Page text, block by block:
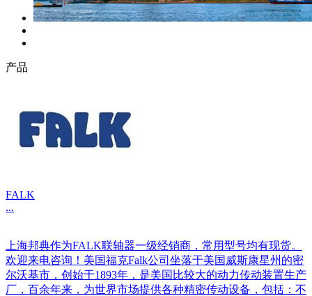
产品
FALK
...
上海邦典作为FALK联轴器一级经销商，常用型号均有现货。
欢迎来电咨询！美国福克Falk公司坐落于美国威斯康星州的密
尔沃基市，创始于1893年，是美国比较大的动力传动装置生产
厂，百余年来，为世界市场提供各种精密传动设备，包括：不